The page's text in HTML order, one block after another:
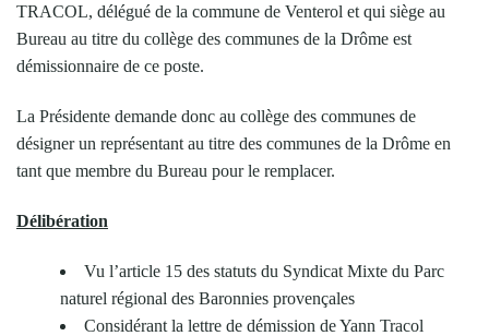
TRACOL, délégué de la commune de Venterol et qui siège au
Bureau au titre du collège des communes de la Drôme est
démissionnaire de ce poste.
La Présidente demande donc au collège des communes de
désigner un représentant au titre des communes de la Drôme en
tant que membre du Bureau pour le remplacer.
Délibération
Vu l’article 15 des statuts du Syndicat Mixte du Parc
naturel régional des Baronnies provençales
Considérant la lettre de démission de Yann Tracol